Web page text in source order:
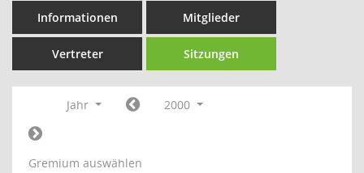
Informationen Mitglieder
Vertreter Sitzungen
Jahr 2000
Gremium auswählen